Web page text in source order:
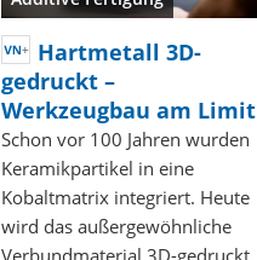
Hartmetall 3D-
gedruckt –
Werkzeugbau am Limit
Schon vor 100 Jahren wurden
Keramikpartikel in eine
Kobaltmatrix integriert. Heute
wird das außergewöhnliche
Verbundmaterial 3D-gedruckt.